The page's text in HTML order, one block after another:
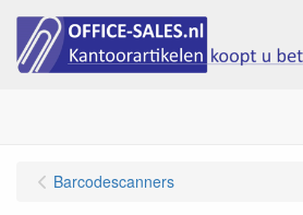
Barcodescanners